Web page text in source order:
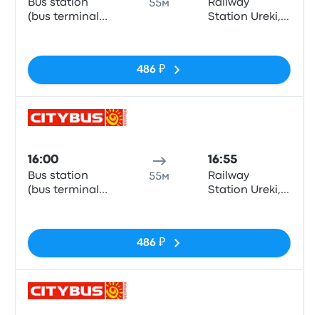
Bus station
(bus terminal
55м
Railway
Station Ureki,
486 ₽
16:00
Bus station
(bus terminal
55м
16:55
Railway
Station Ureki,
486 ₽